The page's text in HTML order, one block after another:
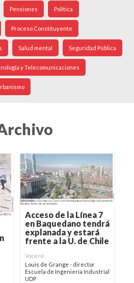
Pensiones Política
Proceso Constituyente
Salud mental Seguridad Pública
y Telecomunicaciones
Acceso de la Línea 7
en Baquedano tendrá
explanada y estará
frente a la U. de Chile
Vocero:
Louis de Grange - director
Escuela de Ingeniería Industrial
UDP